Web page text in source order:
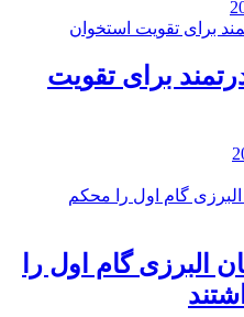
برای تقویت
البرزی گام اول را